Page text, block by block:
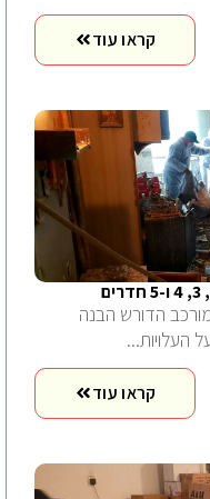
קראו עוד
מורכב הדורש הבנה
העלויות...
קראו עוד